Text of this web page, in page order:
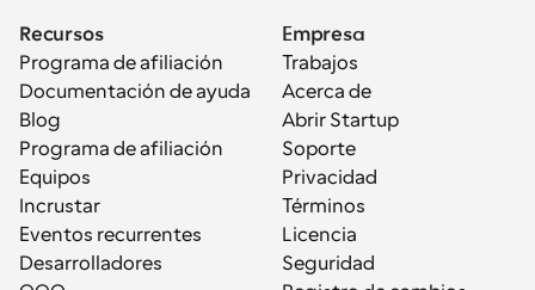
Recursos
Programa de afiliación
Documentación de ayuda
Blog
Programa de afiliación
Equipos
Incrustar
Eventos recurrentes
Desarrolladores
Empresa
Trabajos
Acerca de
Abrir Startup
Soporte
Privacidad
Términos
Licencia
Seguridad